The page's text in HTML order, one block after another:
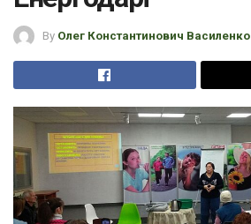
By Олег Константинович Василенко